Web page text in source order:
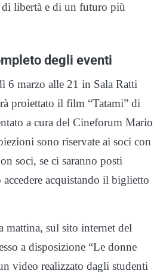
libertà e di un futuro più
degli eventi
6 marzo alle 21 in Sala Ratti
proiettato il film “Tatami” di
a cura del Cineforum Mario
sono riservate ai soci con
soci, se ci saranno posti
acquistando il biglietto
mattina, sul sito internet del
a disposizione “Le donne
video realizzato dagli studenti